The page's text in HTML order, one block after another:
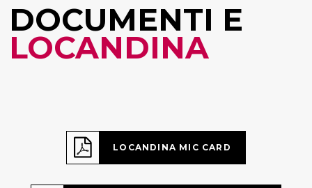
DOCUMENTI E
LOCANDINA
LOCANDINA MIC CARD